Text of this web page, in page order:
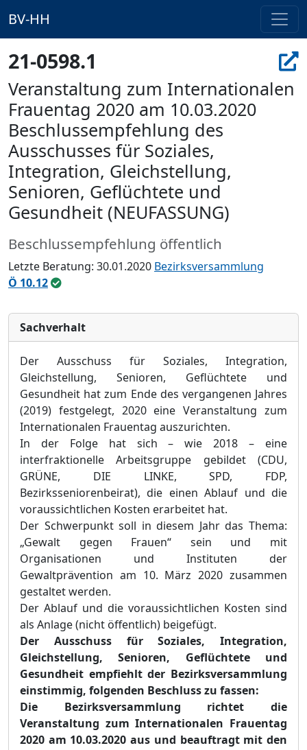
BV-HH
21-0598.1
Veranstaltung zum Internationalen
Frauentag 2020 am 10.03.2020
Beschlussempfehlung des
Ausschusses für Soziales,
Integration, Gleichstellung,
Senioren, Geflüchtete und
Gesundheit (NEUFASSUNG)
Beschlussempfehlung öffentlich
Letzte Beratung: 30.01.2020 Bezirksversammlung
Ö 10.12
Sachverhalt
Der Ausschuss für Soziales, Integration,
Gleichstellung, Senioren, Geflüchtete und
Gesundheit hat zum Ende des vergangenen Jahres
(2019) festgelegt, 2020 eine Veranstaltung zum
Internationalen Frauentag auszurichten.
In der Folge hat sich – wie 2018 – eine
interfraktionelle Arbeitsgruppe gebildet (CDU,
GRÜNE, DIE LINKE, SPD, FDP,
Bezirksseniorenbeirat), die einen Ablauf und die
voraussichtlichen Kosten erarbeitet hat.
Der Schwerpunkt soll in diesem Jahr das Thema:
„Gewalt gegen Frauen“ sein und mit
Organisationen und Instituten der
Gewaltprävention am 10. März 2020 zusammen
gestaltet werden.
Der Ablauf und die voraussichtlichen Kosten sind
als Anlage(nicht öffentlich) beigefügt.
Der Ausschuss für Soziales, Integration,
Gleichstellung, Senioren, Geflüchtete und
Gesundheit empfiehlt der Bezirksversammlung
einstimmig, folgenden Beschluss zu fassen:
Die Bezirksversammlung richtet die
Veranstaltung zum Internationalen Frauentag
2020 am 10.03.2020 aus und beauftragt mit den